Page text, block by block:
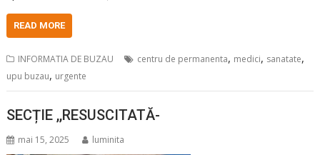
READ MORE
INFORMATIA DE BUZAU centru de permanenta, medici, sanatate,
upu buzau, urgente
SECȚIE ,,RESUSCITATĂ-
mai 15, 2025 luminita